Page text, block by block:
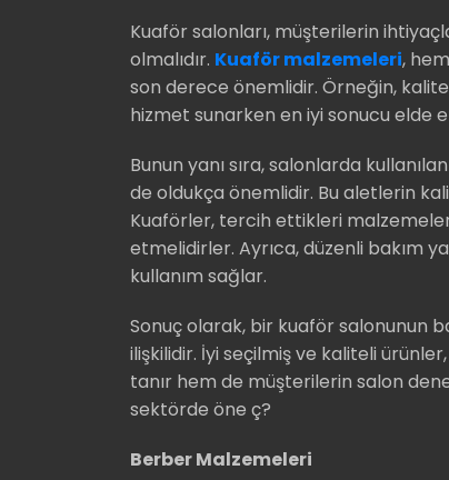
Kuaför salonları, müşterilerin
olmalıdır. Kuaför malzemeleri,
son derece önemlidir. Örneğin,
hizmet sunarken en iyi sonucu elde
Bunun yanı sıra, salonlarda
de oldukça önemlidir. Bu aletlerin
Kuaförler, tercih ettikleri
etmelidirler. Ayrıca, düzenli bakım
kullanım sağlar.
Sonuç olarak, bir kuaför salonunun
ilişkilidir. İyi seçilmiş ve kaliteli
tanır hem de müşterilerin salon
sektörde öne ç?
Berber Malzemeleri